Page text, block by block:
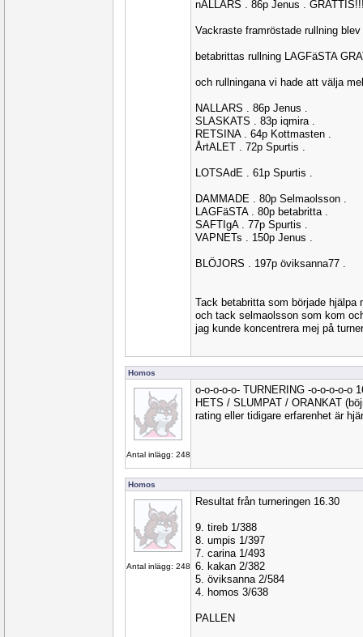
nALLARS . 86p Jenus .
Vackraste framröstade rullning blev
betabrittas rullning LAGFäSTA
och rullningana vi hade att välja
NALLARS . 86p Jenus .
SLASKATS . 83p iqmira .
RETSINA . 64p Kottmasten .
ÅrtALET . 72p Spurtis .
LOTSAdE . 61p Spurtis .
DAMMADE . 80p Selmaolsson .
LAGFäSTA . 80p betabritta .
SAFTIgA . 77p Spurtis .
VAPNETs . 150p Jenus .
BLÖJORS . 197p öviksanna77 .
Tack betabritta som började hjälpa
och tack selmaolsson som kom
jag kunde koncentrera mej på
Homos
Antal inlägg: 248
o-o-o-o-o- TURNERING -o-o-o-o-o
HETS / SLUMPAT / ORANKAT
rating eller tidigare erfarenhet är
Homos
Antal inlägg: 248
Resultat från turneringen 16.30
9. tireb 1/388
8. umpis 1/397
7. carina 1/493
6. kakan 2/382
5. öviksanna 2/584
4. homos 3/638
PALLEN